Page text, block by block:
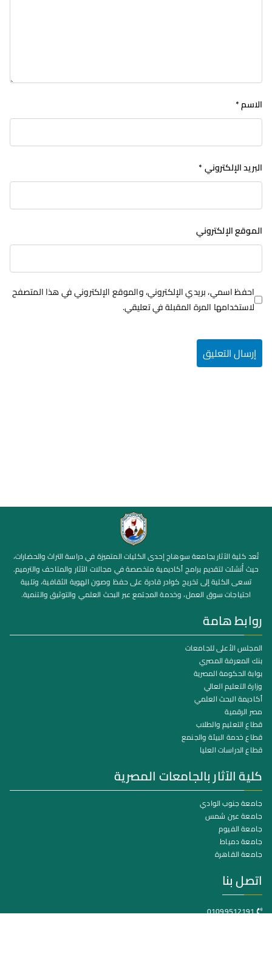
الاسم*
البريد الإلكتروني*
الموقع الإلكتروني
احفظ اسمي، بريدي الإلكتروني، والموقع الإلكتروني في هذا المتصفح
لاستخدامها المرة المقبلة في تعليقي.
تُعد كلية الآثار بجامعة سوهاج إحدى الكليات المتميزة في دراسة التراث والحضارات،
حيث أُنشئت لتقديم برامج أكاديمية متخصصة في مجالات الآثار والمتاحف والترميم.
تسعى الكلية إلى تخريج كوادر قادرة على حفظ وصون الهوية الثقافية، وتلبية
احتياجات سوق العمل، وخدمة المجتمع عبر البحث العلمي والتوثيق والتنمية.
روابط هامة
المجلس الأعلى للجامعات
بنك المعرفة المصري
بوابة الحكومة المصرية
وزارة التعليم العالي
أكاديمة البحث العلمي
مصر الرقمية
قطاع التعليم والطلاب
قطاع خدمة البيئة والجنمع
قطاع الدراسات العليا
كلية الآثار بالجامعات المصرية
جامعة جنوب الوادي
جامعة عين شمس
جامعة الفيوم
جامعة دمياط
جامعة القاهرة
اتصل بنا
01099512191